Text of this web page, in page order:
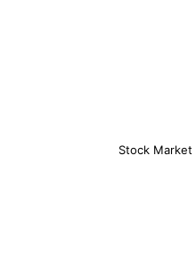
Stock Market